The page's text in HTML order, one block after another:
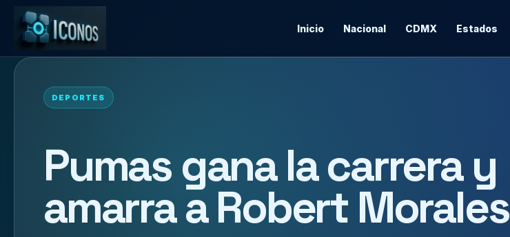
Inicio Nacional CDMX Estados
DEPORTES
Pumas gana la carrera y
amarra a Robert Morales